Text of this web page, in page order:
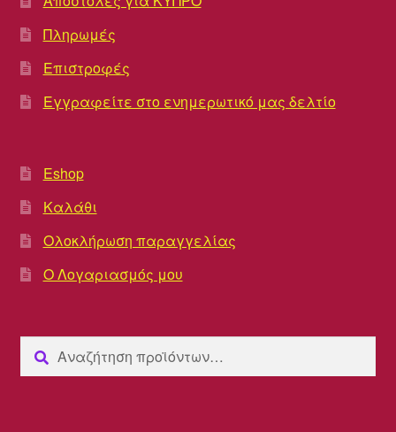
Πληρωμές
Επιστροφές
Εγγραφείτε στο ενημερωτικό μας δελτίο
Eshop
Καλάθι
Ολοκλήρωση παραγγελίας
Ο Λογαριασμός μου
Αναζήτηση
για:
Αναζήτηση